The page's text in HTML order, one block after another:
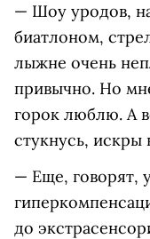
— Шоу уродов,
биатлоном,
лыжне очень
привычно. Но
горок люблю. А
стукнусь, искры
— Еще, говорят,
до